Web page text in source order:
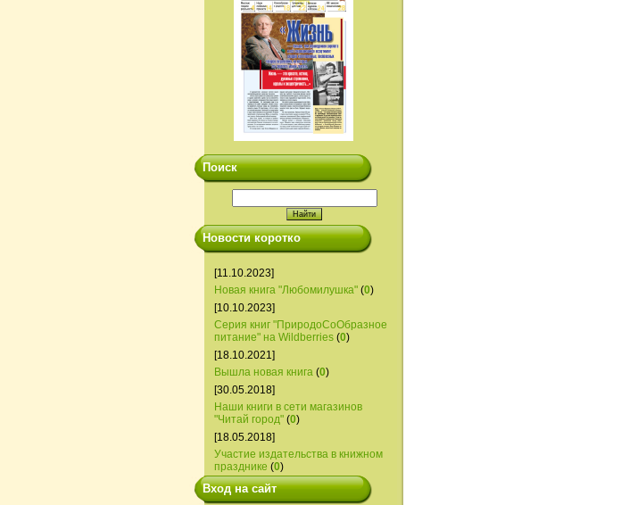
Поиск
Новости коротко
[11.10.2023]
Новая книга "Любомилушка" (0)
[10.10.2023]
Серия книг "ПриродоСоОбразное
питание" на Wildberries (0)
[18.10.2021]
Вышла новая книга (0)
[30.05.2018]
Наши книги в сети магазинов
"Читай город" (0)
[18.05.2018]
Участие издательства в книжном
празднике (0)
Вход на сайт